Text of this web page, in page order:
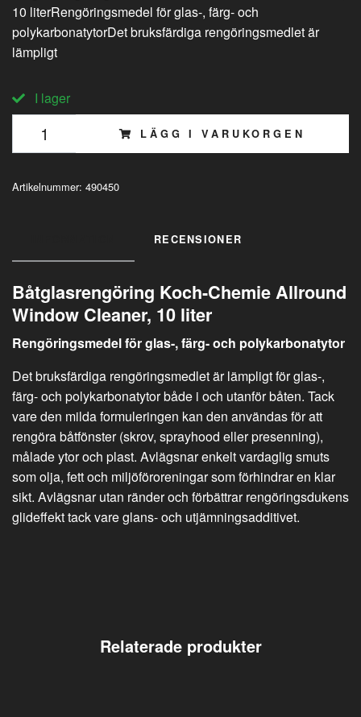
10 literRengöringsmedel för glas-, färg- och
polykarbonatytorDet bruksfärdiga rengöringsmedlet är
lämpligt
I lager
LÄGG I VARUKORGEN
Artikelnummer: 490450
RECENSIONER
Båtglasrengöring Koch-Chemie Allround
Window Cleaner, 10 liter
Rengöringsmedel för glas-, färg- och polykarbonatytor
Det bruksfärdiga rengöringsmedlet är lämpligt för glas-,
färg- och polykarbonatytor både i och utanför båten. Tack
vare den milda formuleringen kan den användas för att
rengöra båtfönster (skrov, sprayhood eller presenning),
målade ytor och plast. Avlägsnar enkelt vardaglig smuts
som olja, fett och miljöföroreningar som förhindrar en klar
sikt. Avlägsnar utan ränder och förbättrar rengöringsdukens
glideffekt tack vare glans- och utjämningsadditivet.